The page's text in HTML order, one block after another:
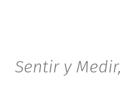
Sentir y Medir,